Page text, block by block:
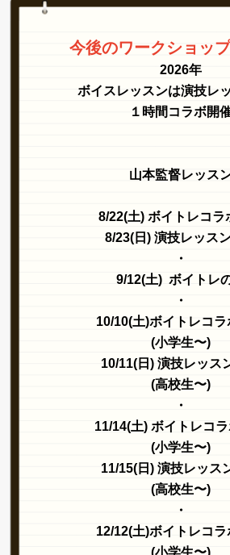
今後のワークショッ
2026年
ボイスレッスンは演技レ
１時間コラボ開
山本監督レッス
8/22(土) ボイトレコラ
8/23(日) 演技レッス
・
9/12(土) ボイトレ
・
10/10(土)ボイトレコラ
(小学生〜)
10/11(日) 演技レッス
(高校生〜)
・
11/14(土) ボイトレコラ
(小学生〜)
11/15(日) 演技レッス
(高校生〜)
・
12/12(土)ボイトレコラ